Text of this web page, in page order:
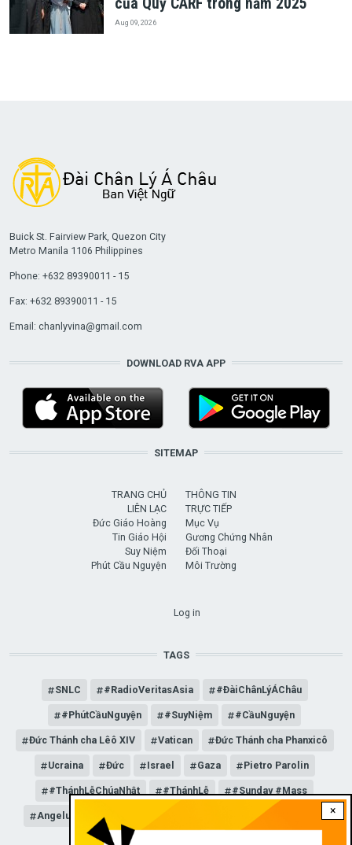
Aug 09, 2026
×
Buick St. Fairview Park, Quezon City
Metro Manila 1106 Philippines
Phone: +632 89390011 - 15
Fax: +632 89390011 - 15
Email: chanlyvina@gmail.com
DOWNLOAD RVA APP
SITEMAP
TRANG CHỦ
LIÊN LẠC
Đức Giáo Hoàng
Tin Giáo Hội
Suy Niệm
Phút Cầu Nguyện
THÔNG TIN
TRỰC TIẾP
Mục Vụ
Gương Chứng Nhân
Đối Thoại
Môi Trường
Log in
TAGS
SNLC #RadioVeritasAsia #ĐàiChânLýÁChâu
#PhútCầuNguyện #SuyNiệm #CầuNguyện
Đức Thánh cha Lêô XIV Vatican Đức Thánh cha Phanxicô
Ucraina Đức Israel Gaza Pietro Parolin
#ThánhLễChúaNhật #ThánhLễ #Sunday #Mass
Angelus Đức Giáo hoàng Lêô XIV General Audience